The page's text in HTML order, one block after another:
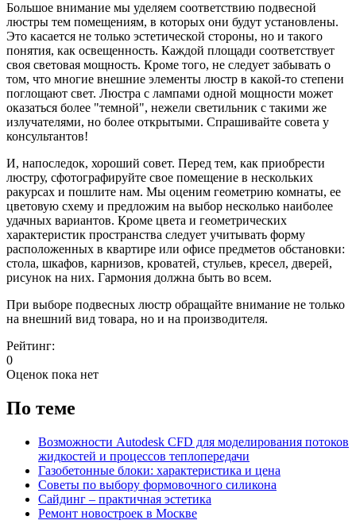
Большое внимание мы уделяем соответствию подвесной
люстры тем помещениям, в которых они будут установлены.
Это касается не только эстетической стороны, но и такого
понятия, как освещенность. Каждой площади соответствует
своя световая мощность. Кроме того, не следует забывать о
том, что многие внешние элементы люстр в какой-то степени
поглощают свет. Люстра с лампами одной мощности может
оказаться более "темной", нежели светильник с такими же
излучателями, но более открытыми. Спрашивайте совета у
консультантов!
И, напоследок, хороший совет. Перед тем, как приобрести
люстру, сфотографируйте свое помещение в нескольких
ракурсах и пошлите нам. Мы оценим геометрию комнаты, ее
цветовую схему и предложим на выбор несколько наиболее
удачных вариантов. Кроме цвета и геометрических
характеристик пространства следует учитывать форму
расположенных в квартире или офисе предметов обстановки:
стола, шкафов, карнизов, кроватей, стульев, кресел, дверей,
рисунок на них. Гармония должна быть во всем.
При выборе подвесных люстр обращайте внимание не только
на внешний вид товара, но и на производителя.
Рейтинг:
0
Оценок пока нет
По теме
Возможности Autodesk CFD для моделирования потоков
жидкостей и процессов теплопередачи
Газобетонные блоки: характеристика и цена
Советы по выбору формовочного силикона
Сайдинг – практичная эстетика
Ремонт новостроек в Москве